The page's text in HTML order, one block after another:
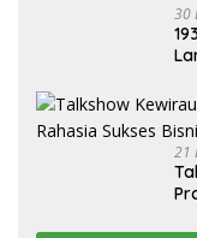
30
21